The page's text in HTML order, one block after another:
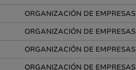
ORGANIZACIÓN DE EMPRESAS
ORGANIZACIÓN DE EMPRESAS
ORGANIZACIÓN DE EMPRESAS
ORGANIZACIÓN DE EMPRESAS